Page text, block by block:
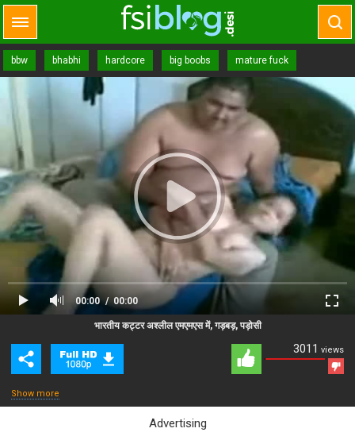
bbw bhabhi hardcore big boobs mature fuck
00:00 00:00
Close Ad
3011 views
भारतीय कट्टर अश्लील एमएमएस में, गड़बड़, पड़ोसी
Show more
Advertising